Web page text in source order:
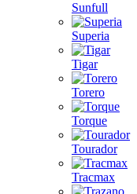
Sunfull
Superia
Tigar
Torero
Torque
Tourador
Tracmax